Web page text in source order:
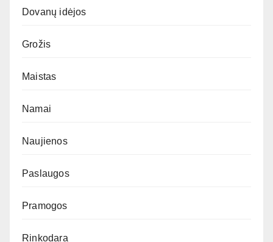
Dovanų idėjos
Grožis
Maistas
Namai
Naujienos
Paslaugos
Pramogos
Rinkodara